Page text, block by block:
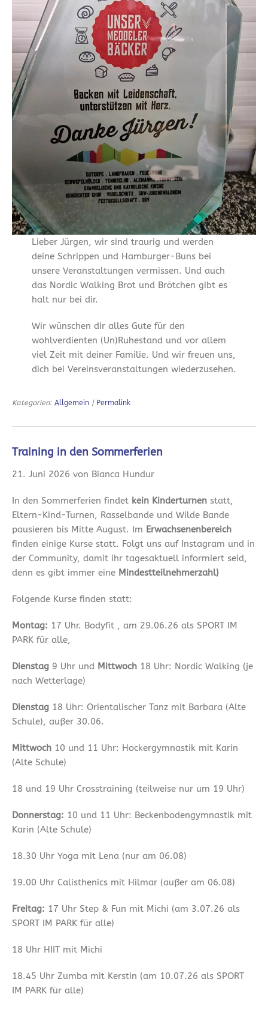
Lieber Jürgen, wir sind traurig und werden
deine Schrippen und Hamburger-Buns bei
unsere Veranstaltungen vermissen. Und auch
das Nordic Walking Brot und Brötchen gibt es
halt nur bei dir.
Wir wünschen dir alles Gute für den
wohlverdienten (Un)Ruhestand und vor allem
viel Zeit mit deiner Familie. Und wir freuen uns,
dich bei Vereinsveranstaltungen wiederzusehen.
Kategorien: Allgemein | Permalink
Training in den Sommerferien
21. Juni 2026 von Bianca Hundur
In den Sommerferien findet kein Kinderturnen statt,
Eltern-Kind-Turnen, Rasselbande und Wilde Bande
pausieren bis Mitte August. Im Erwachsenenbereich
finden einige Kurse statt. Folgt uns auf Instagram und in
der Community, damit ihr tagesaktuell informiert seid,
denn es gibt immer eine Mindestteilnehmerzahl)
Folgende Kurse finden statt:
Montag: 17 Uhr. Bodyfit , am 29.06.26 als SPORT IM
PARK für alle,
Dienstag 9 Uhr und Mittwoch 18 Uhr: Nordic Walking (je
nach Wetterlage)
Dienstag 18 Uhr: Orientalischer Tanz mit Barbara (Alte
Schule), außer 30.06.
Mittwoch 10 und 11 Uhr: Hockergymnastik mit Karin
(Alte Schule)
18 und 19 Uhr Crosstraining (teilweise nur um 19 Uhr)
Donnerstag: 10 und 11 Uhr: Beckenbodengymnastik mit
Karin (Alte Schule)
18.30 Uhr Yoga mit Lena (nur am 06.08)
19.00 Uhr Calisthenics mit Hilmar (außer am 06.08)
Freitag: 17 Uhr Step & Fun mit Michi (am 3.07.26 als
SPORT IM PARK für alle)
18 Uhr HIIT mit Michi
18.45 Uhr Zumba mit Kerstin (am 10.07.26 als SPORT
IM PARK für alle)